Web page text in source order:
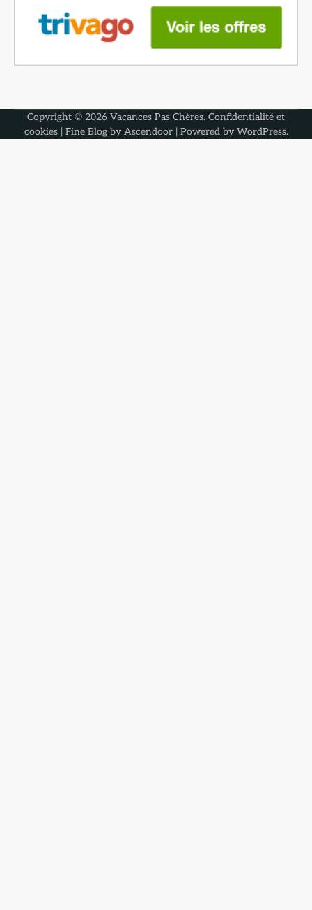
Copyright © 2026 Vacances Pas Chères. Confidentialité et
cookies| Fine Blog by Ascendoor| Powered by WordPress.